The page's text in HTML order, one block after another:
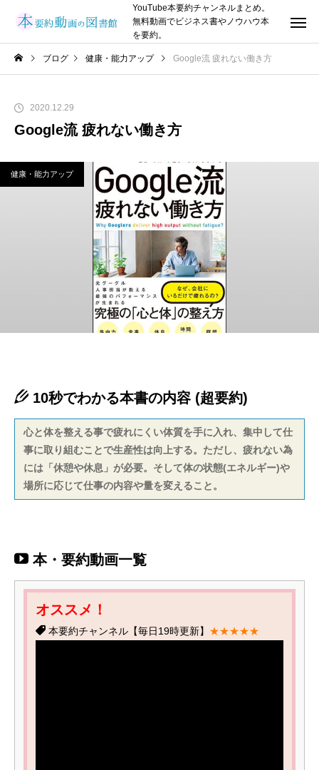
YouTube本要約チャンネルまとめ。
無料動画でビジネス書やノウハウ本
を要約。
ブログ 健康・能力アップ Google流 疲れない働き方
2020.12.29
Google流 疲れない働き方
健康・能力アップ
10秒でわかる本書の内容 (超要約)
心と体を整える事で疲れにくい体質を手に入れ、集中して仕
事に取り組むことで生産性は向上する。ただし、疲れない為
には「休憩や休息」が必要。そして体の状態(エネルギー)や
場所に応じて仕事の内容や量を変えること。
本・要約動画一覧
オススメ！
本要約チャンネル【毎日19時更新】 ★★★★★